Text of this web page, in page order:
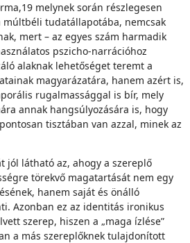
melynek során részlegesen
múltbéli tudatállapotába, nemcsak
mert – az egyes szám harmadik
pszicho-narrációhoz
alaknak lehetőséget teremt a
magyarázatára, hanem azért is,
rugalmassággal is bír, mely
annak hangsúlyozására is, hogy
tisztában van azzal, minek az
jól látható az, ahogy a szereplő
törekvő magatartását nem egy
hanem saját és önálló
Azonban ez az identitás ironikus
szerep, hiszen a „maga ízlése”
a más szereplőknek tulajdonított